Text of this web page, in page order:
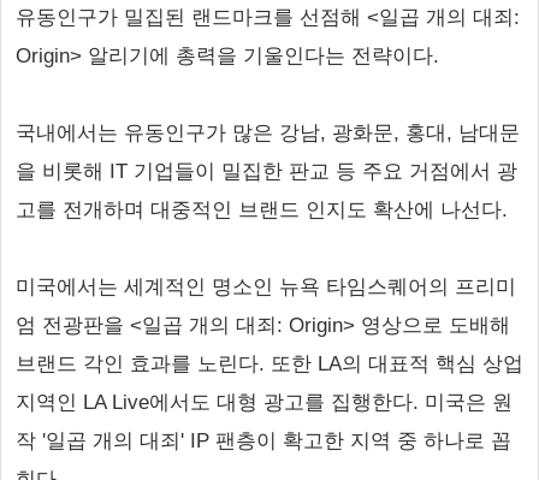
유동인구가 밀집된 랜드마크를 선점해 <일곱 개의 대죄:
Origin> 알리기에 총력을 기울인다는 전략이다.
국내에서는 유동인구가 많은 강남, 광화문, 홍대, 남대문
을 비롯해 IT 기업들이 밀집한 판교 등 주요 거점에서 광
고를 전개하며 대중적인 브랜드 인지도 확산에 나선다.
미국에서는 세계적인 명소인 뉴욕 타임스퀘어의 프리미
엄 전광판을 <일곱 개의 대죄: Origin> 영상으로 도배해
브랜드 각인 효과를 노린다. 또한 LA의 대표적 핵심 상업
지역인 LA Live에서도 대형 광고를 집행한다. 미국은 원
작 '일곱 개의 대죄' IP 팬층이 확고한 지역 중 하나로 꼽